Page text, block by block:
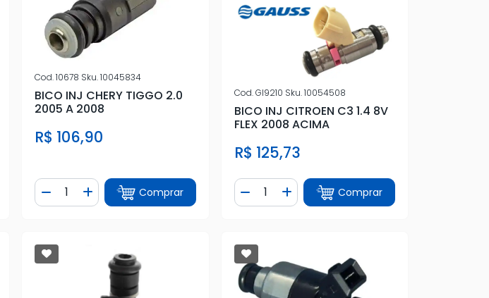
Cod.10678 Sku.10045834
BICO INJ CHERY TIGGO 2.0
2005 A 2008
R$ 106,90
Diminuir Quantidade
Quantidade
Adicionar Quantidade
Comprar
Cod.GI9210 Sku.10054508
BICO INJ CITROEN C3 1.4 8V
FLEX 2008 ACIMA
R$ 125,73
Diminuir Quantidade
Quantidade
Adicionar Quantidade
Comprar